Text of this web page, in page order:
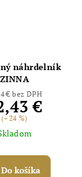
náhrdelník
ZINNA
€ bez DPH
€
(–24 %)
Do košíka